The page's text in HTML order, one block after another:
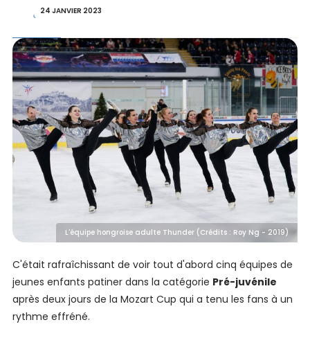
24 JANVIER 2023
L'équipe hongroise adulte Thunder (Crédits : Roy Ng - 2019)
C'était rafraîchissant de voir tout d'abord cinq équipes de
jeunes enfants patiner dans la catégorie Pré-juvénile
après deux jours de la Mozart Cup qui a tenu les fans à un
rythme effréné.